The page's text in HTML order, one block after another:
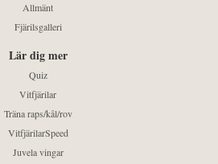
Allmänt
Fjärilsgalleri
Lär dig mer
Quiz
Vitfjärilar
Träna raps/kål/rov
VitfjärilarSpeed
Juvela vingar